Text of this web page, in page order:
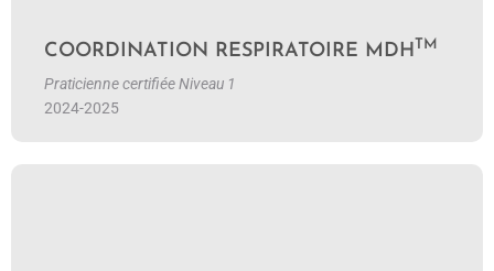
COORDINATION RESPIRATOIRE MDH TM
Praticienne certifiée Niveau 1
2024-2025